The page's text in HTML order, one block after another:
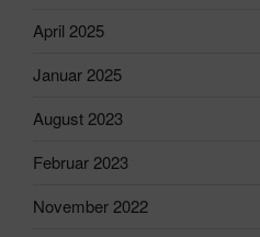
April 2025
Januar 2025
August 2023
Februar 2023
November 2022